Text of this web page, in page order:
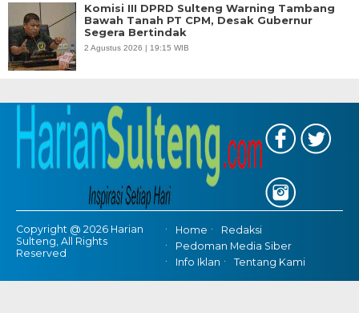
Komisi III DPRD Sulteng Warning Tambang
Bawah Tanah PT CPM, Desak Gubernur
Segera Bertindak
2 Agustus 2026 | 19:15 WIB
Copyright @ 2026 Harian
Sulteng, All Rights
Reserved
Home
Redaksi
Pedoman Media Siber
Info Iklan
Tentang Kami